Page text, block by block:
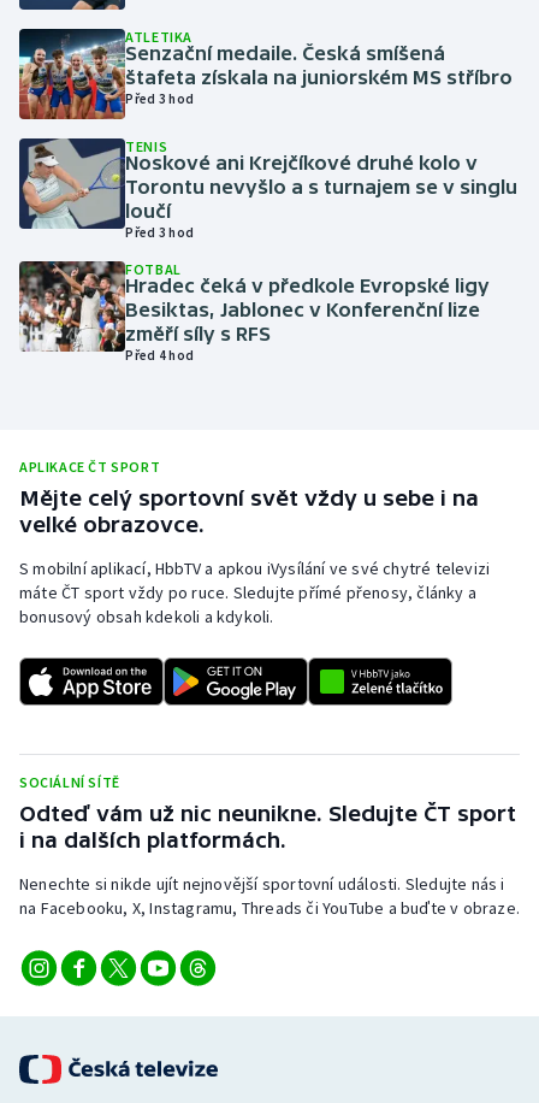
Lezení
Lyže a snowboard
Moderní pětiboj
Motorsport
Olympijské hry
Parasport
Ragby
Rychlobruslení
Rychlostní kanoistika
Short track
Stolní tenis
Triatlon
Veslování
Vodní slalom
Volejbal
Ostatní
ATLETIKA
Senzační medaile. Česká smíšená
štafeta získala na juniorském MS stříbro
Před 3 hod
TENIS
Noskové ani Krejčíkové druhé kolo v
Torontu nevyšlo a s turnajem se v singlu
loučí
Před 3 hod
FOTBAL
Hradec čeká v předkole Evropské ligy
Besiktas, Jablonec v Konferenční lize
změří síly s RFS
Před 4 hod
APLIKACE ČT SPORT
Mějte celý sportovní svět vždy u sebe i na
velké obrazovce.
S mobilní aplikací, HbbTV a apkou iVysílání ve své chytré televizi
máte ČT sport vždy po ruce. Sledujte přímé přenosy, články a
bonusový obsah kdekoli a kdykoli.
SOCIÁLNÍ SÍTĚ
Odteď vám už nic neunikne. Sledujte ČT sport
i na dalších platformách.
Nenechte si nikde ujít nejnovější sportovní události. Sledujte nás i
na Facebooku, X, Instagramu, Threads či YouTube a buďte v obraze.